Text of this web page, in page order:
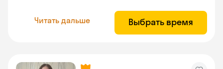
Читать дальше Выбрать время